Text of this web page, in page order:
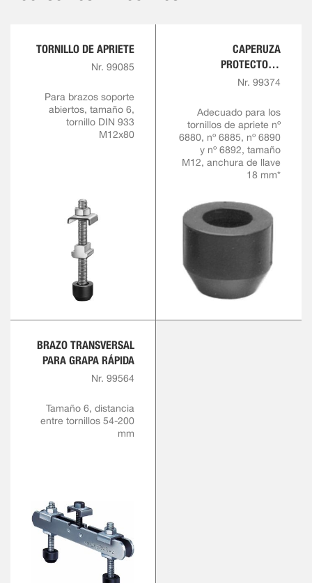
TORNILLO DE APRIETE
Nr. 99085
Para brazos soporte
abiertos, tamaño 6,
tornillo DIN 933
M12x80
CAPERUZA
PROTECTORA
FABRICADA DE GOMA
Nr. 99374
Adecuado para los
tornillos de apriete nº
6880, nº 6885, nº 6890
y nº 6892, tamaño
M12, anchura de llave
18 mm*
BRAZO TRANSVERSAL
PARA GRAPA RÁPIDA
Nr. 99564
Tamaño 6, distancia
entre tornillos 54-200
mm